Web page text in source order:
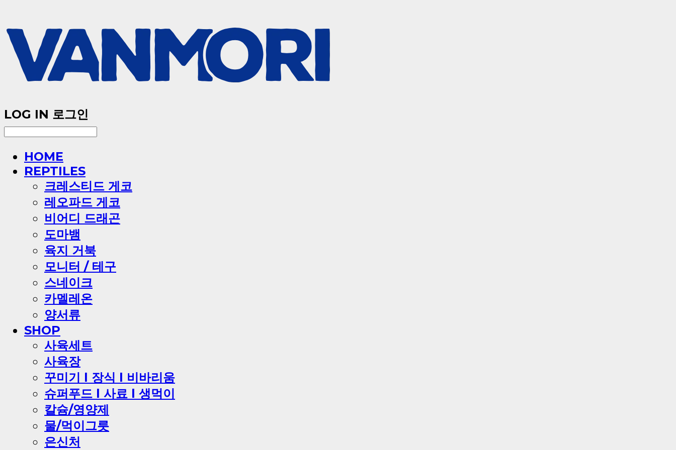
LOG IN 로그인
HOME
REPTILES
크레스티드 게코
레오파드 게코
비어디 드래곤
도마뱀
육지 거북
모니터 / 테구
스네이크
카멜레온
양서류
SHOP
사육세트
사육장
꾸미기 l 장식 l 비바리움
슈퍼푸드 l 사료 l 생먹이
칼슘/영양제
물/먹이그릇
은신처